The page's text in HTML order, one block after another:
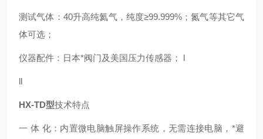
测试气体：40升高纯氦气，纯度≥99.999%；氮气等其它气
体可选；
仪器配件：日本*阀门及美国压力传感器； l
ll
HX-TD型技术特点
一 体 化：内置微电脑触屏操作系统，无需连接电脑，*避